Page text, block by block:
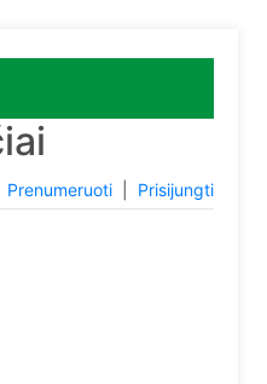
Prenumeruoti Prisijungti